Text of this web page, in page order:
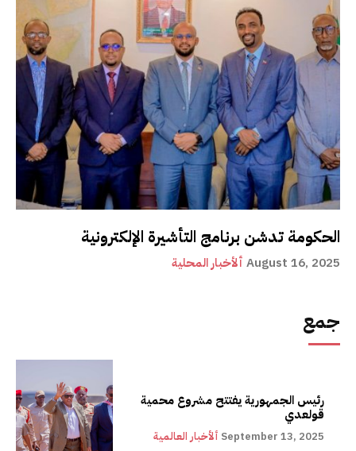
الحكومة تدشن برنامج التأشيرة الإلكترونية
ألأخبار المحلية August 16, 2025
جمع
رئيس الجمهورية يفتتح مشروع محمية
قولعدي
ألأخبار العالمية September 13, 2025